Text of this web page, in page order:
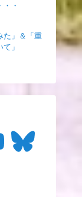
・
た」＆「重
」
Bluesky